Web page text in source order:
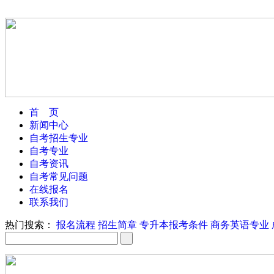
首 页
新闻中心
自考招生专业
自考专业
自考资讯
自考常见问题
在线报名
联系我们
热门搜索： 报名流程 招生简章 专升本报考条件 商务英语专业